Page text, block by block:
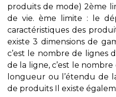
produits de mode) 2ème
de vie. ème limite : le
caractéristiques des
existe 3 dimensions de
c’est le nombre de
de la ligne, c’est le
longueur ou l’étendu de
de produits Il existe